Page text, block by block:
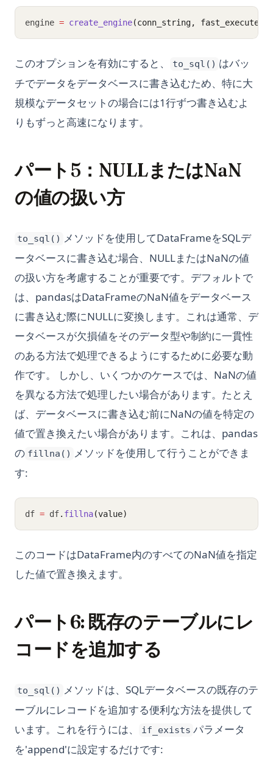
engine = create_engine(conn_string,
このオプションを有効にすると、 to_sql() はバッ
チでデータをデータベースに書き込むため、特に大
規模なデータセットの場合には1行ずつ書き込むよ
りもずっと高速になります。
パート5：NULLまたはNaN
の値の扱い方
to_sql() メソッドを使用してDataFrameをSQLデ
ータベースに書き込む場合、NULLまたはNaNの値
の扱い方を考慮することが重要です。デフォルトで
は、pandasはDataFrameのNaN値をデータベース
に書き込む際にNULLに変換します。これは通常、デ
ータベースが欠損値をそのデータ型や制約に一貫性
のある方法で処理できるようにするために必要な動
作です。 しかし、いくつかのケースでは、NaNの値
を異なる方法で処理したい場合があります。たとえ
ば、データベースに書き込む前にNaNの値を特定の
値で置き換えたい場合があります。これは、pandas
の fillna() メソッドを使用して行うことができま
す:
df = df. fillna(value)
このコードはDataFrame内のすべてのNaN値を指定
した値で置き換えます。
パート6: 既存のテーブルにレ
コードを追加する
to_sql() メソッドは、SQLデータベースの既存のテ
ーブルにレコードを追加する便利な方法を提供して
います。これを行うには、
if_exists パラメータ
を'append'に設定するだけです: